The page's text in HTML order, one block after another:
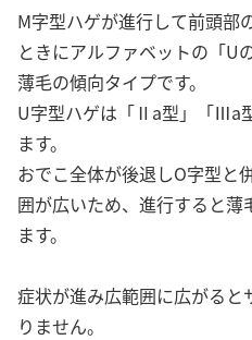
M字型ハゲが進行して前頭部
ときにアルファベットの「U
薄毛の傾向タイプです。
U字型ハゲは「Ⅱa型」「Ⅲa
ます。
おでこ全体が後退しO字型と
囲が広いため、進行すると薄
ます。
症状が進み広範囲に広がる
りません。